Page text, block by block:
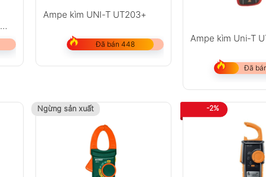
Ampe kìm UNI-T UT203+
Đã bán 448
Ampe kìm Uni-T
Đã
Ngừng sản xuất -2%